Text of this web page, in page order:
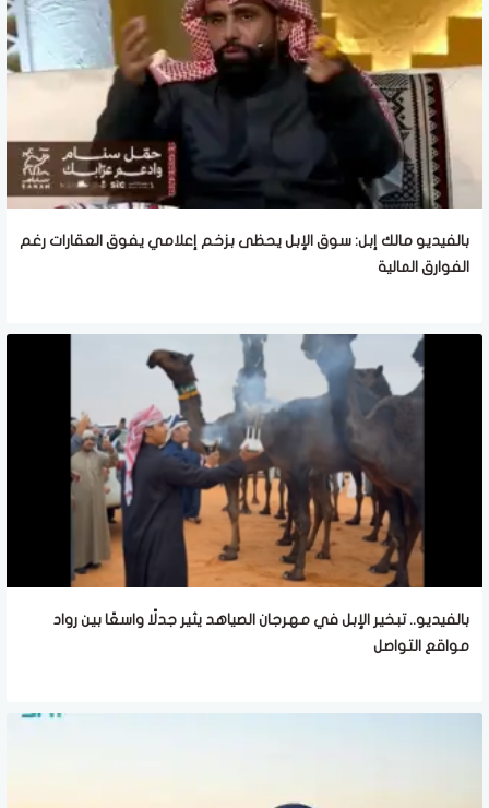
بالفيديو مالك إبل: سوق الإبل يحظى بزخم إعلامي يفوق العقارات رغم
الفوارق المالية
بالفيديو.. تبخير الإبل في مهرجان الصياهد يثير جدلًا واسعًا بين رواد
مواقع التواصل